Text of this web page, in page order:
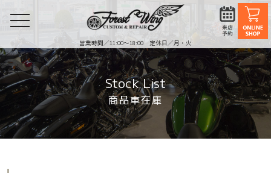
営業時間／11:00〜18:00 定休日／月・火
toggle
navigation
Stock List
商品車在庫